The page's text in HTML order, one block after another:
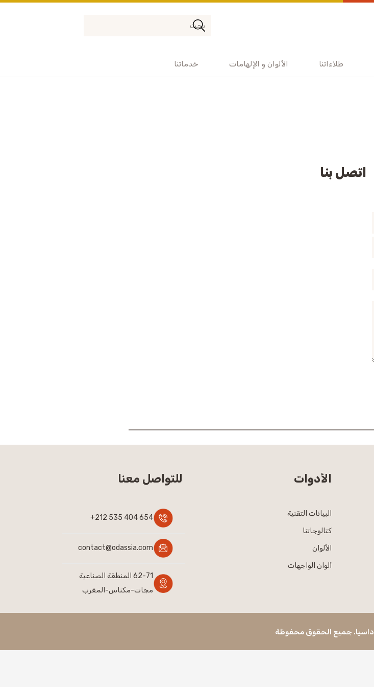
طلاءاتنا الألوان و الإلهامات خدماتنا
اتصل بنا
الأدوات
البيانات التقنية
كتالوجاتنا
الألوان
ألوان الواجهات
للتواصل معنا
654 404 535 212+
contact@odassia.com
62-71 المنطقة الصناعية
مجات-مكناس-المغرب